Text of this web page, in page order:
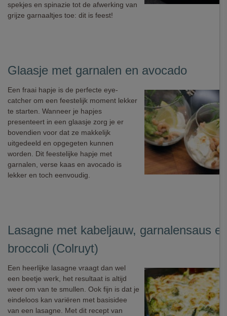
spekjes en spinazie tot de afwerking van
grijze garnaaltjes toe: dit is feest!
Glaasje met garnalen en avocado
Een fraai hapje is de perfecte eye-
catcher om een feestelijk moment lekker
te starten. Wanneer je hapjes
presenteert in een glaasje zorg je er
bovendien voor dat ze makkelijk
uitgedeeld en opgegeten kunnen
worden. Dit feestelijke hapje met
garnalen, verse kaas en avocado is
lekker en toch eenvoudig.
Lasagne met kabeljauw, garnalensaus
broccoli (Colruyt)
Een heerlijke lasagne vraagt dan wel
een beetje werk, het resultaat is altijd
weer om van te smullen. Ook fijn is dat je
eindeloos kan variëren met basisidee
van een lasagne. Met dit recept van